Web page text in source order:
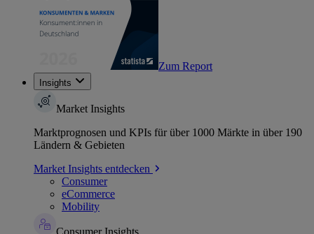
Zum Report
Insights
Market Insights
Marktprognosen und KPIs für über 1000 Märkte in über 190
Ländern & Gebieten
Market Insights entdecken
Consumer
eCommerce
Mobility
Consumer Insights